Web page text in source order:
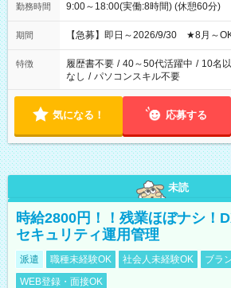
勤務時間 9:00～18:00(実働:8時間) (休憩60分)
期間 【急募】即日～2026/9/30 ★8月～OK
特徴 履歴書不要 / 40～50代活躍中 / 10名
なし / パソコンスキル不要
気になる！ 応募する
未読
時給2800円！！残業ほぼナシ！
セキュリティ運用管理
派遣 職種未経験OK 社会人未経験OK
ブラ
WEB登録・面接OK